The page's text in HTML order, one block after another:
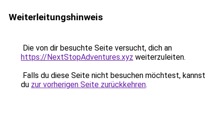
Weiterleitungshinweis
Die von dir besuchte Seite versucht, dich an
https://NextStopAdventures.xyz weiterzuleiten.
Falls du diese Seite nicht besuchen möchtest, kannst
du zur vorherigen Seite zurückkehren.